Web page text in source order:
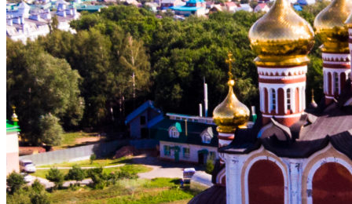
ДЕЯТЕЛЬНОСТЬ ХРАМА
ВОСКРЕСНАЯ ШКОЛА
МОЛОДЕЖНЫЙ КЛУБ «КОРАБЛЬ ВЕРЫ»
МОЛОДЕЖНЫЙ КЛУБ «ФАВОР»
«ПРАВОСЛАВНЫЕ БЕСЕДЫ»
БИБЛИОТЕКА
ОГЛАСИТЕЛЬНЫЕ БЕСЕДЫ